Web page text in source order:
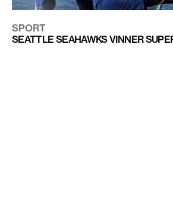
SPORT
SEATTLE SEAHAWKS VINNER